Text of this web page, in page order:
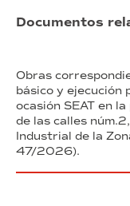
Documentos
Obras
básico y ejecución
ocasión SEAT en
de las calles
Industrial de la
47/2026).